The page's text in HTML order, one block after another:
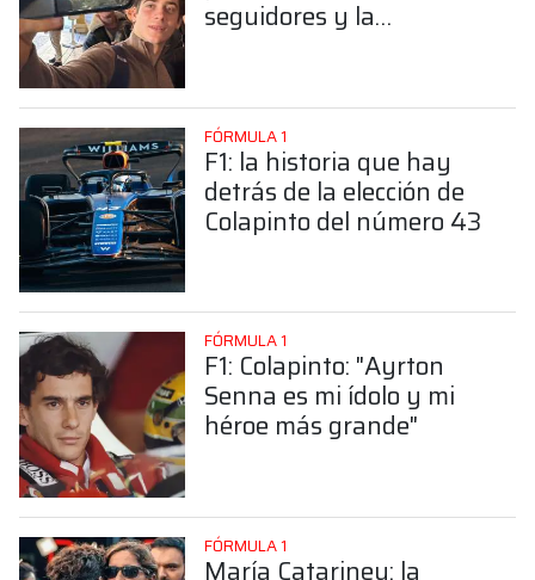
seguidores y la
FÓRMULA 1
F1: la historia que hay
detrás de la elección de
Colapinto del número 43
FÓRMULA 1
F1: Colapinto: "Ayrton
Senna es mi ídolo y mi
héroe más grande"
FÓRMULA 1
María Catarineu: la